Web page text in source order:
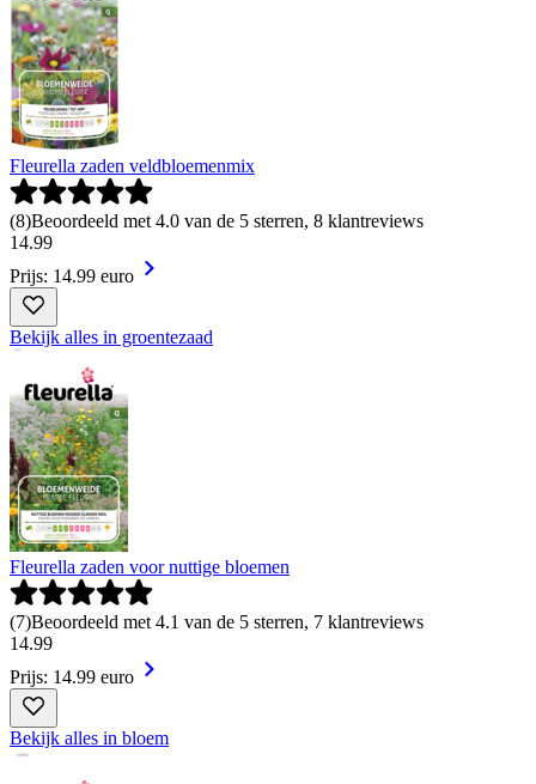
Fleurella zaden veldbloemenmix
(8)Beoordeeld met 4.0 van de 5 sterren, 8 klantreviews
14.99
Prijs: 14.99 euro
Bekijk alles in groentezaad
Fleurella zaden voor nuttige bloemen
(7)Beoordeeld met 4.1 van de 5 sterren, 7 klantreviews
14.99
Prijs: 14.99 euro
Bekijk alles in bloem